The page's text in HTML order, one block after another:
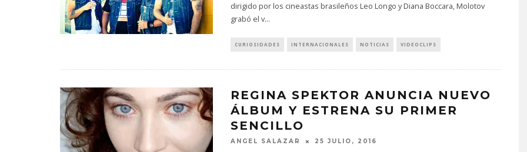
dirigido por los cineastas brasileños Leo Longo y Diana Boccara, Molotov
grabó el v...
CURIOSIDADES INTERNACIONALES NOTICIAS VIDEOCLIPS
REGINA SPEKTOR ANUNCIA NUEVO
ÁLBUM Y ESTRENA SU PRIMER
SENCILLO
ANGEL SALAZAR 25 JULIO, 2016